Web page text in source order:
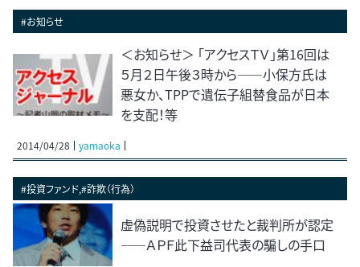
#お知らせ
＜お知らせ＞ 「アクセスＴＶ」第16回は
５月２日午後３時から――小保方氏は
悪女か、TPPで遺伝子組替食品が日本
を支配！等
2014/04/28 yamaoka
#投資ファンド,#詐欺（行為）
虚偽説明で投資させたと裁判所が認定
――ＡＰＦ此下益司代表の騙しの手口